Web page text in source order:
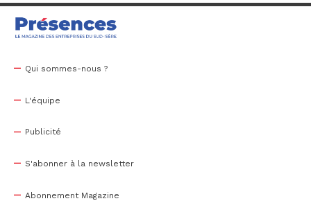
Qui sommes-nous ?
L'équipe
Publicité
S'abonner à la newsletter
Abonnement Magazine